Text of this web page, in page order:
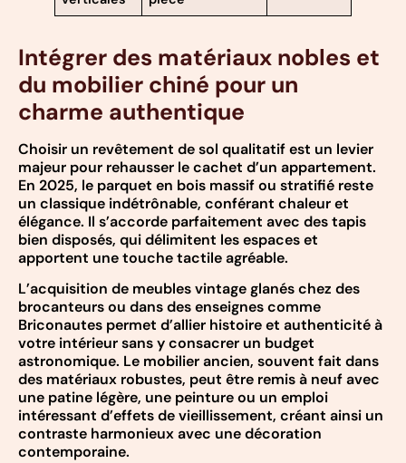
Intégrer des matériaux nobles et
du mobilier chiné pour un
charme authentique
Choisir un revêtement de sol qualitatif est un levier
majeur pour rehausser le cachet d’un appartement.
En 2025, le parquet en bois massif ou stratifié reste
un classique indétrônable, conférant chaleur et
élégance. Il s’accorde parfaitement avec des tapis
bien disposés, qui délimitent les espaces et
apportent une touche tactile agréable.
L’acquisition de meubles vintage glanés chez des
brocanteurs ou dans des enseignes comme
Briconautes permet d’allier histoire et authenticité à
votre intérieur sans y consacrer un budget
astronomique. Le mobilier ancien, souvent fait dans
des matériaux robustes, peut être remis à neuf avec
une patine légère, une peinture ou un emploi
intéressant d’effets de vieillissement, créant ainsi un
contraste harmonieux avec une décoration
contemporaine.